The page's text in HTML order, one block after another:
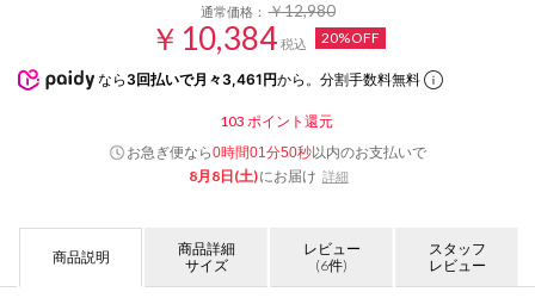
通常価格：￥12,980
￥10,384 税込 20%OFF
なら 3回払いで月々3,461円から。分割手数料無料
103 ポイント還元
お急ぎ便なら0時間01分50秒以内のお支払いで
8月8日(土)にお届け 詳細
商品説明
商品詳細
サイズ
レビュー
(6件)
スタッフ
レビュー